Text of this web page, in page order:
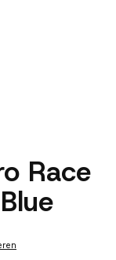
Race